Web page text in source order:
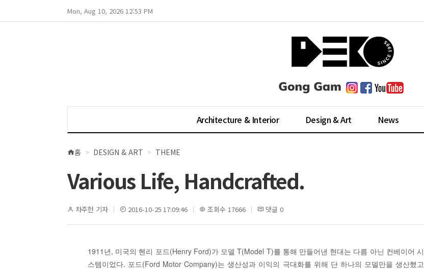
Mon, Aug 10, 2026 12:53 PM
Architecture & Interior Design & Art News
현
위
치
홈 DESIGN & ART THEME
Various Life, Handcrafted.
차주헌 기자 2016-10-25 17:09:46 조회수 17666 댓글 0
1911년, 미국의 헨리 포드(Henry Ford)가 모델 T(Model T)를 통해 만들어낸 현대는 다름 아닌 컨베이어 시
스템이었다. 포드(Ford Motor Company)는 생산성과 이익의 극대화를 위해 단 하나의 모델만을 생산했고